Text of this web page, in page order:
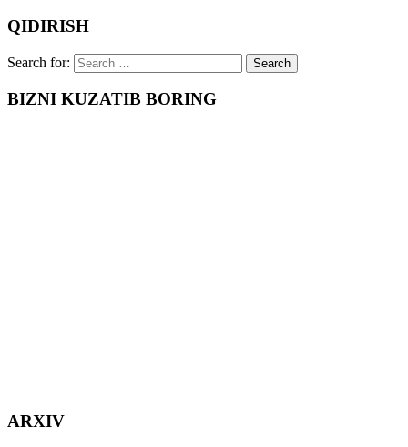
QIDIRISH
Search for:
BIZNI KUZATIB BORING
ARXIV